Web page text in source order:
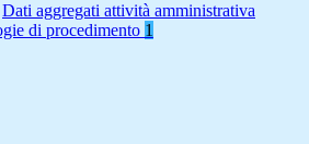
Dati aggregati attività amministrativa
di procedimento 1